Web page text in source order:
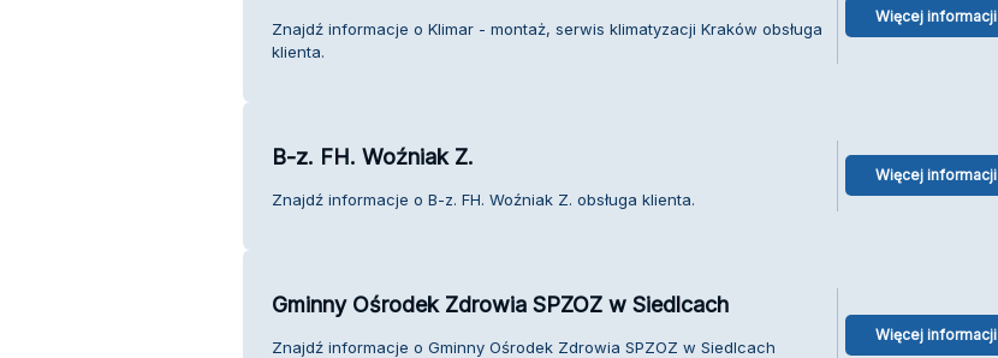
Znajdź informacje o Klimar - montaż, serwis klimatyzacji Kraków obsługa
klienta.
Więcej informacji
B-z. FH. Woźniak Z.
Znajdź informacje o B-z. FH. Woźniak Z. obsługa klienta.
Więcej informacji
Gminny Ośrodek Zdrowia SPZOZ w Siedlcach
Znajdź informacje o Gminny Ośrodek Zdrowia SPZOZ w Siedlcach
Więcej informacji